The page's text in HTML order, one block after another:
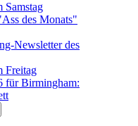
Samstag
des Monats"
Newsletter des
Freitag
für Birmingham: